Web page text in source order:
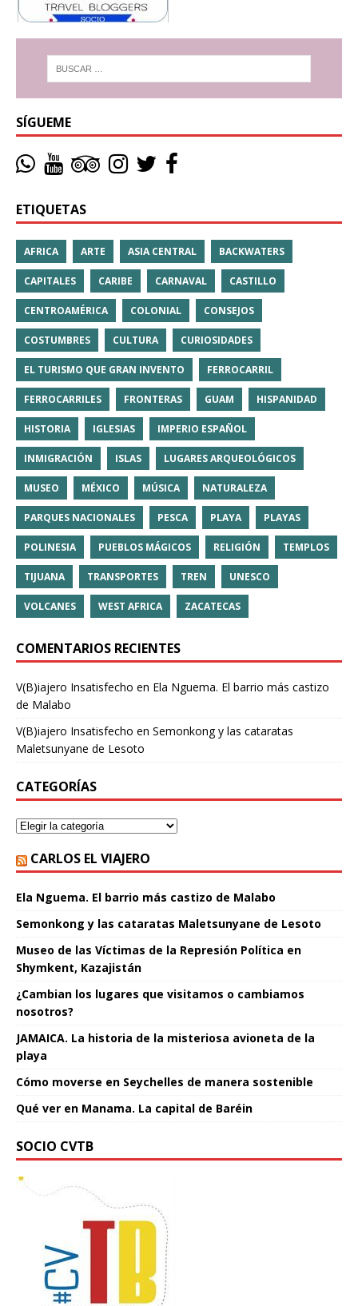
SÍGUEME
ETIQUETAS
AFRICA ARTE ASIA CENTRAL BACKWATERS
CAPITALES CARIBE CARNAVAL CASTILLO
CENTROAMÉRICA COLONIAL CONSEJOS
COSTUMBRES CULTURA CURIOSIDADES
EL TURISMO QUE GRAN INVENTO FERROCARRIL
FERROCARRILES FRONTERAS GUAM HISPANIDAD
HISTORIA IGLESIAS IMPERIO ESPAÑOL
INMIGRACIÓN ISLAS LUGARES ARQUEOLÓGICOS
MUSEO MÉXICO MÚSICA NATURALEZA
PARQUES NACIONALES PESCA PLAYA PLAYAS
POLINESIA PUEBLOS MÁGICOS RELIGIÓN TEMPLOS
TIJUANA TRANSPORTES TREN UNESCO
VOLCANES WEST AFRICA ZACATECAS
COMENTARIOS RECIENTES
V(B)iajero Insatisfecho en Ela Nguema. El barrio más castizo
de Malabo
V(B)iajero Insatisfecho en Semonkong y las cataratas
Maletsunyane de Lesoto
CATEGORÍAS
CARLOS EL VIAJERO
Ela Nguema. El barrio más castizo de Malabo
Semonkong y las cataratas Maletsunyane de Lesoto
Museo de las Víctimas de la Represión Política en
Shymkent, Kazajistán
¿Cambian los lugares que visitamos o cambiamos
nosotros?
JAMAICA. La historia de la misteriosa avioneta de la
playa
Cómo moverse en Seychelles de manera sostenible
Qué ver en Manama. La capital de Baréin
SOCIO CVTB